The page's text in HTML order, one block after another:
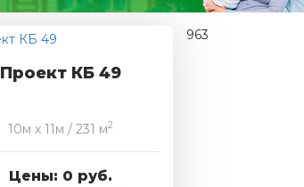
963
Проект КБ 49
10м x 11м / 231 м2
Цены: 0 руб.